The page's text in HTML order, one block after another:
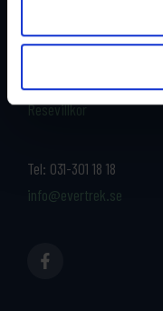
Tel: 031-301 18 18
info@evertrek.se
Om oss
Resevillkor